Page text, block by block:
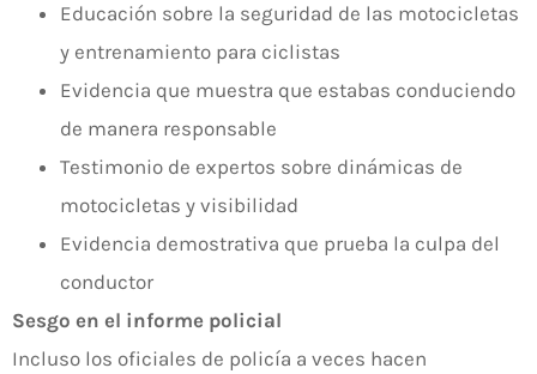
Educación sobre la seguridad de las motocicletas
y entrenamiento para ciclistas
Evidencia que muestra que estabas conduciendo
de manera responsable
Testimonio de expertos sobre dinámicas de
motocicletas y visibilidad
Evidencia demostrativa que prueba la culpa del
conductor
Sesgo en el informe policial
Incluso los oficiales de policía a veces hacen